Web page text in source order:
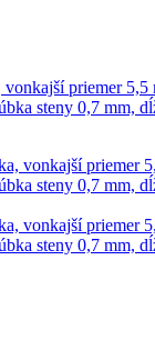
priemer 5,5
steny 0,7 mm,